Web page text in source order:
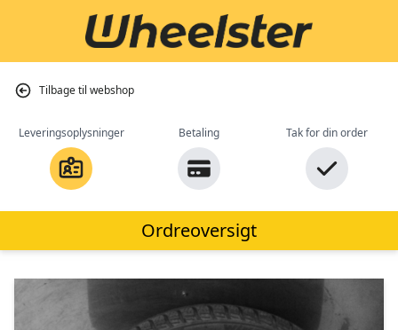
Tilbage til webshop
Leveringsoplysninger Betaling Tak for din order
Ordreoversigt